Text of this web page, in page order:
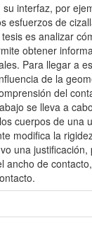
interfaz, por
esfuerzos de
es analizar
obtener
Para llegar a
de la
del
se lleva a
cuerpos de una
modifica la
una justificación,
ancho de